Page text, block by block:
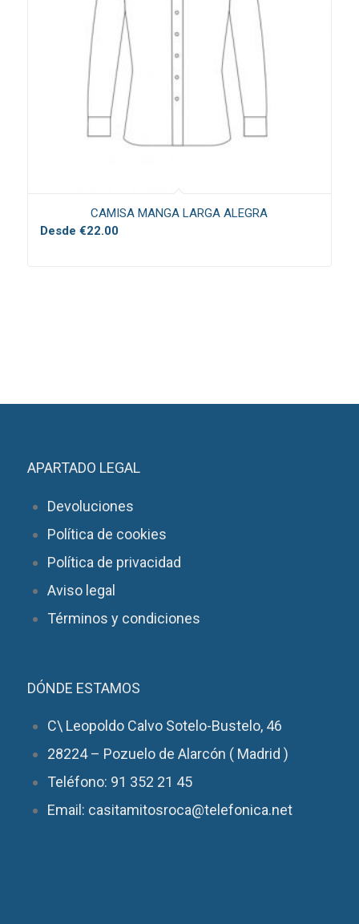
CAMISA MANGA LARGA ALEGRA
Desde €22.00
APARTADO LEGAL
Devoluciones
Política de cookies
Política de privacidad
Aviso legal
Términos y condiciones
DÓNDE ESTAMOS
C\ Leopoldo Calvo Sotelo-Bustelo, 46
28224 – Pozuelo de Alarcón ( Madrid )
Teléfono: 91 352 21 45
Email: casitamitosroca@telefonica.net